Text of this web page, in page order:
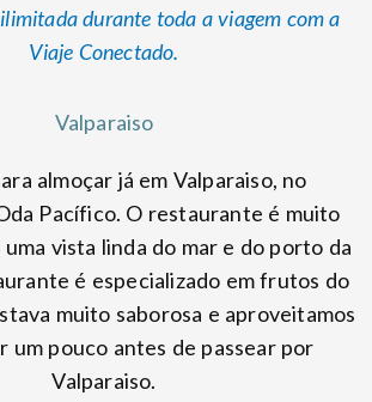
durante toda a viagem com a
Viaje Conectado.
Valparaiso
almoçar já em Valparaiso, no
Pacífico. O restaurante é muito
uma vista linda do mar e do porto da
é especializado em frutos do
muito saborosa e aproveitamos
um pouco antes de passear por
Valparaiso.